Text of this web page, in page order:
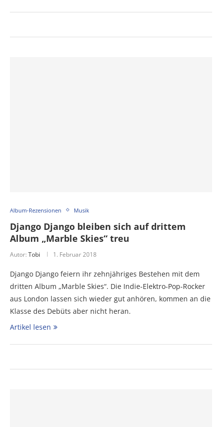
Album-Rezensionen Musik
Django Django bleiben sich auf drittem
Album „Marble Skies“ treu
Autor: Tobi 1. Februar 2018
Django Django feiern ihr zehnjähriges Bestehen mit dem
dritten Album „Marble Skies“. Die Indie-Elektro-Pop-Rocker
aus London lassen sich wieder gut anhören, kommen an die
Klasse des Debüts aber nicht heran.
Artikel lesen